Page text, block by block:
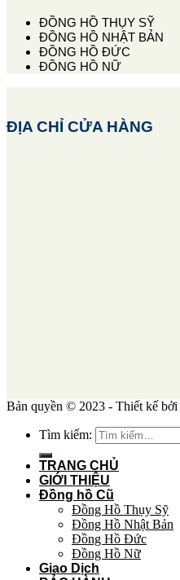
ĐỒNG HỒ THỤY SỸ
ĐỒNG HỒ NHẬT BẢN
ĐỒNG HỒ ĐỨC
ĐỒNG HỒ NỮ
ĐỊA CHỈ CỬA HÀNG
Bản quyền © 2023 - Thiết kế bởi
Tìm kiếm:
TRANG CHỦ
GIỚI THIỆU
Đồng hồ Cũ
Đồng Hồ Thụy Sỹ
Đồng Hồ Nhật Bản
Đồng Hồ Đức
Đồng Hồ Nữ
Giao Dịch